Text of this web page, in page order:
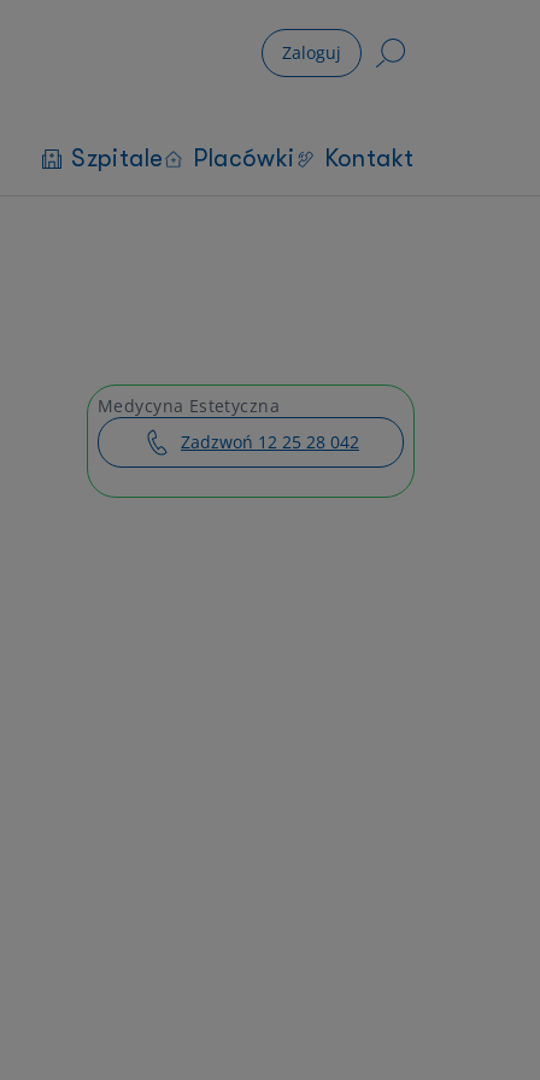
Zaloguj
Szpitale Placówki Kontakt
Medycyna Estetyczna
Zadzwoń 12 25 28 042